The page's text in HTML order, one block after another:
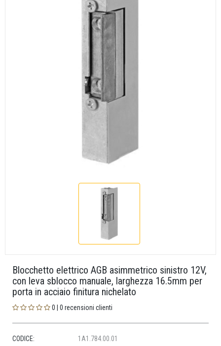
Blocchetto elettrico AGB asimmetrico sinistro 12V,
con leva sblocco manuale, larghezza 16.5mm per
porta in acciaio finitura nichelato
0 | 0 recensioni clienti
CODICE:
1A1.784.00.01